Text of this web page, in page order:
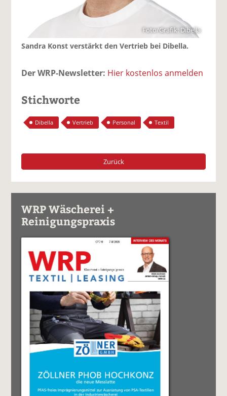
Foto/Grafik: Dibella
Sandra Konst verstärkt den Vertrieb bei Dibella.
Der WRP-Newsletter: Hier kostenlos anmelden
Stichworte
Dibella Vertrieb Personal Textil
Zurück
WRP Wäscherei +
Reinigungspraxis